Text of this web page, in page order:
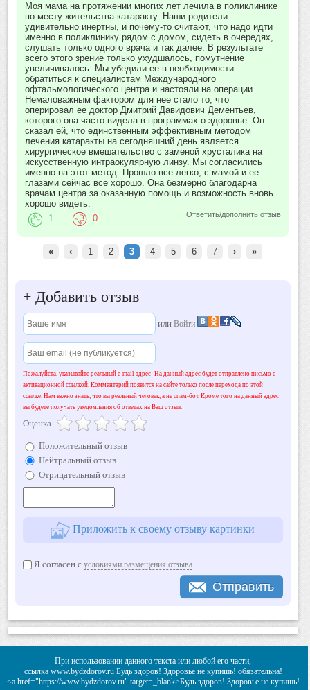
Моя мама на протяжении многих лет лечила в поликлинике
по месту жительства катаракту. Наши родители
удивительно инертны, и почему-то считают, что надо идти
именно в поликлинику рядом с домом, сидеть в очередях,
слушать только одного врача и так далее. В результате
всего этого зрение только ухудшалось, помутнение
увеличивалось. Мы убедили ее в необходимости
обратиться к специалистам Международного
офтальмологического центра и настояли на операции.
Немаловажным фактором для нее стало то, что
оперировал ее доктор Дмитрий Давидович Дементьев,
которого она часто видела в программах о здоровье. Он
сказал ей, что единственным эффективным методом
лечения катаракты на сегодняшний день является
хирургическое вмешательство с заменой хрусталика на
искусственную интраокулярную линзу. Мы согласились
именно на этот метод. Прошло все легко, с мамой и ее
глазами сейчас все хорошо. Она безмерно благодарна
врачам центра за оказанную помощь и возможность вновь
хорошо видеть.
Ответить/дополнить отзыв
1 0
« ‹ 1 2 3 4 5 6 7 › »
+ Добавить отзыв
или Войти
Пожалуйста, указывайте реальный e-mail адрес! На данный адрес будет отправлено письмо с
активационной ссылкой. Комментарий появится на сайте только после перехода по этой
ссылке. Нам важно знать, что вы реальный человек, а не спам-бот. Кроме того на данный адрес
вы будете получать уведомления об ответах на Ваш отзыв.
Оценка
Положительный отзыв
Нейтральный отзыв
Отрицательный отзыв
Приложить к своему отзыву картинки
Я согласен с условиями размещения отзыва
Отправить
При использовании данного текста или любой его части,
ссылка www.bydzdorov.ru Будь здоров! Здоровье не купишь! обязательна!
<a href="https://www.bydzdorov.ru" target=_blank>Будь здоров! Здоровье не купишь!